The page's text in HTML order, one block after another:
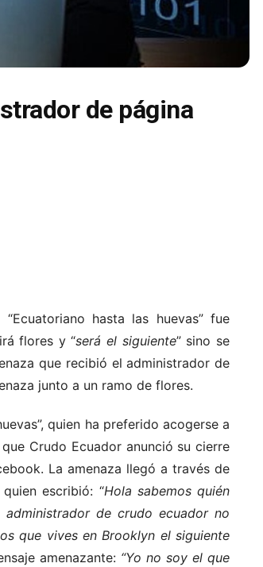
de página
hasta las huevas” fue
flores y “será el siguiente” sino se
que recibió el administrador de
junto a un ramo de flores.
quien ha preferido acogerse a
Crudo Ecuador anunció su cierre
La amenaza llegó a través de
escribió: “Hola sabemos quién
de crudo ecuador no
que vives en Brooklyn el siguiente
amenazante: “Yo no soy el que